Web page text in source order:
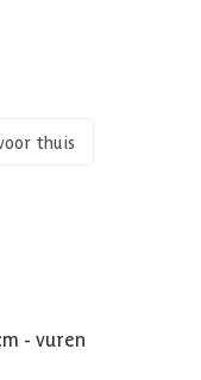
thuis
- vuren